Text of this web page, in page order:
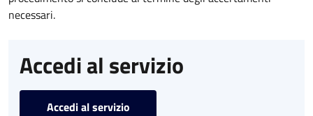
necessari.
Accedi al servizio
Accedi al servizio